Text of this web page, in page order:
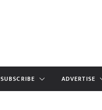
SUBSCRIBE ADVERTISE